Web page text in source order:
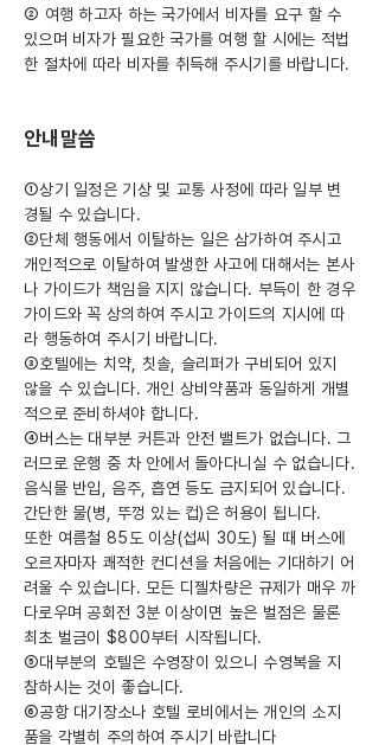
② 여행 하고자 하는 국가에서 비자를 요구 할 수
있으며 비자가 필요한 국가를 여행 할 시에는 적법
한 절차에 따라 비자를 취득해 주시기를 바랍니다.
안내말씀
①상기 일정은 기상 및 교통 사정에 따라 일부 변
경될 수 있습니다.
②단체 행동에서 이탈하는 일은 삼가하여 주시고
개인적으로 이탈하여 발생한 사고에 대해서는 본사
나 가이드가 책임을 지지 않습니다. 부득이 한 경우
가이드와 꼭 상의하여 주시고 가이드의 지시에 따
라 행동하여 주시기 바랍니다.
③호텔에는 치약, 칫솔, 슬리퍼가 구비되어 있지
않을 수 있습니다. 개인 상비약품과 동일하게 개별
적으로 준비하셔야 합니다.
④버스는 대부분 커튼과 안전 밸트가 없습니다. 그
러므로 운행 중 차 안에서 돌아다니실 수 없습니다.
음식물 반입, 음주, 흡연 등도 금지되어 있습니다.
간단한 물(병, 뚜껑 있는 컵)은 허용이 됩니다.
또한 여름철 85도 이상(섭씨 30도) 될 때 버스에
오르자마자 쾌적한 컨디션을 처음에는 기대하기 어
려울 수 있습니다. 모든 디젤차량은 규제가 매우 까
다로우며 공회전 3분 이상이면 높은 벌점은 물론
최초 벌금이 $800부터 시작됩니다.
⑤대부분의 호텔은 수영장이 있으니 수영복을 지
참하시는 것이 좋습니다.
⑥공항 대기장소나 호텔 로비에서는 개인의 소지
품을 각별히 주의하여 주시기 바랍니다